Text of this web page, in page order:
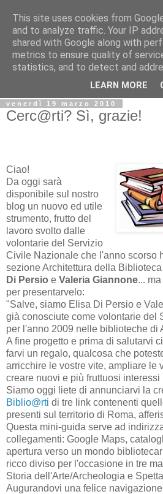
Biblio@rti in
Il Blog della Biblioteca di Area delle
informazioni iniziative incontri
venerdì 19 marzo 2010
Cerc@rti? Sì, grazie!
Ciao!
Da oggi sarà
disponibile sul nostro
blog un nuovo ed utile
strumento, frutto del
lavoro svolto dalle
volontarie del Servizio
Civile Nazionale che l'anno scorso
sezione Architettura della
Di Persio e Valeria Giannone...
per presentarvelo:
"Salve, siamo Elisa Di Persio e
già conosciute come volontarie del
per l'anno 2009 nelle biblioteche di
A fine progetto e prima di salutarvi
farvi un regalo, qualcosa che
arricchire le vostre vite, ampliare le
creare nuovi e più fruttuosi interessi
Siamo oggi liete di annunciarvi la
Biblio@rti di tre link contenenti
presenti sul territorio di Roma,
Questa mini-guida serve ad
collegamenti: Google Maps,
apertura verso un mondo
ricco diviso per l'occasione in tre
Storia dell'Arte/Archeologia e
Augurandovi una felice
This site uses cookies from
and to analyze traffic. Your IP
shared with Google along with
metrics to ensure quality of
statistics, and to detect and
LEARN MORE